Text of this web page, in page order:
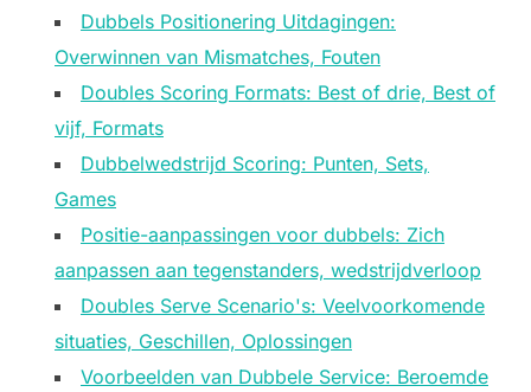
Dubbels Positionering Uitdagingen:
Overwinnen van Mismatches, Fouten
Doubles Scoring Formats: Best of drie, Best of
vijf, Formats
Dubbelwedstrijd Scoring: Punten, Sets,
Games
Positie-aanpassingen voor dubbels: Zich
aanpassen aan tegenstanders, wedstrijdverloop
Doubles Serve Scenario's: Veelvoorkomende
situaties, Geschillen, Oplossingen
Voorbeelden van Dubbele Service: Beroemde